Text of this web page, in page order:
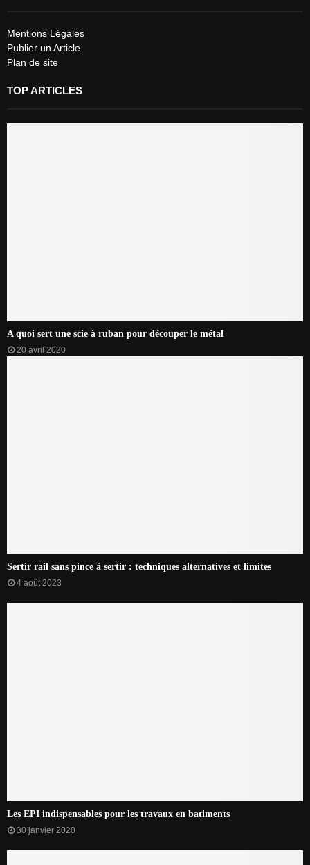
Mentions Légales
Publier un Article
Plan de site
TOP ARTICLES
A quoi sert une scie à ruban pour découper le métal
20 avril 2020
Sertir rail sans pince à sertir : techniques alternatives et limites
4 août 2023
Les EPI indispensables pour les travaux en batiments
30 janvier 2020